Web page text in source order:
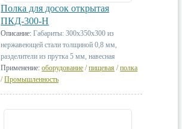
Полка для досок открытая
ПКД-300-Н
Описание: Габариты: 300х350х300 из
нержавеющей стали толщиной 0,8 мм,
разделители из прутка 5 мм, навесная
Применение: оборудование /пищевая /полка
/Промышленность